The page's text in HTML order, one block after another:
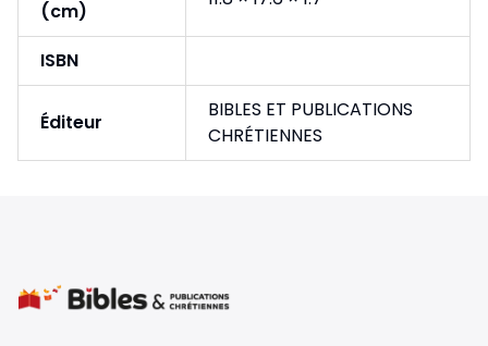
(cm)
ISBN
Éditeur
BIBLES ET PUBLICATIONS
CHRÉTIENNES